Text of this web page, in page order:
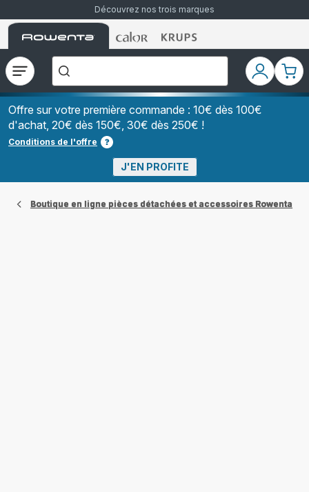
Découvrez nos trois marques
Accueil
Rowenta
Accueil
Rowenta
Accueil
Rowenta
Ouvrir
le
menu
recherchez-
vous
?","Aspirateurs
à
Grains","Centrales
Vapeurs","Sèche
Cheveux"]
Mon
compte
Mon
Offre sur votre première commande : 10€ dès 100€
d'achat, 20€ dès 150€, 30€ dès 250€ !
Conditions de l'offre
J'EN PROFITE
Boutique en ligne pièces détachées et accessoires Rowenta